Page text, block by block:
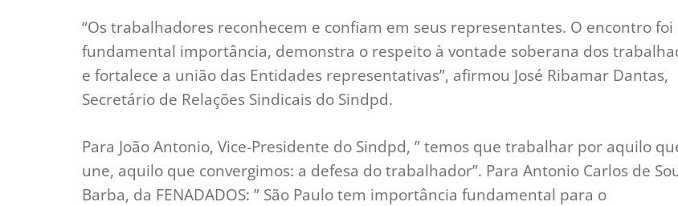
“Os trabalhadores reconhecem e confiam em seus representantes. O encontro foi
fundamental importância, demonstra o respeito à vontade soberana dos
e fortalece a união das Entidades representativas”, afirmou José Ribamar Dantas,
Secretário de Relações Sindicais do Sindpd.
Para João Antonio, Vice-Presidente do Sindpd, ” temos que trabalhar por aquilo
une, aquilo que convergimos: a defesa do trabalhador”. Para Antonio Carlos de
Barba, da FENADADOS: ” São Paulo tem importância fundamental para o